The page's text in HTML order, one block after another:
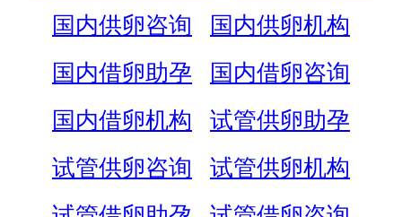
国内供卵咨询
国内供卵机构
国内借卵助孕
国内借卵咨询
国内借卵机构
试管供卵助孕
试管供卵咨询
试管供卵机构